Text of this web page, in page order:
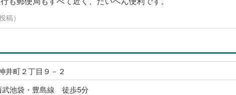
稿）
井町２丁目９－２
池袋・豊島線 徒歩5分